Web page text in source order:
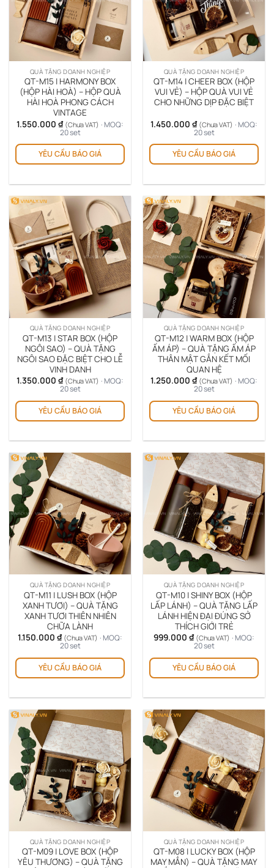
QUÀ TẶNG DOANH NGHIỆP
QT-M15 | HARMONY BOX
(HỘP HÀI HOÀ) – HỘP QUÀ
HÀI HOÀ PHONG CÁCH
VINTAGE
1.550.000 ₫ (Chưa VAT) · MOQ:
20 set
YÊU CẦU BÁO GIÁ
QUÀ TẶNG DOANH NGHIỆP
QT-M14 | CHEER BOX (HỘP
VUI VẺ) – HỘP QUÀ VUI VẺ
CHO NHỮNG DỊP ĐẶC BIỆT
1.450.000 ₫ (Chưa VAT) · MOQ:
20 set
YÊU CẦU BÁO GIÁ
QUÀ TẶNG DOANH NGHIỆP
QT-M13 | STAR BOX (HỘP
NGÔI SAO) – QUÀ TẶNG
NGÔI SAO ĐẶC BIỆT CHO LỄ
VINH DANH
1.350.000 ₫ (Chưa VAT) · MOQ:
20 set
YÊU CẦU BÁO GIÁ
QUÀ TẶNG DOANH NGHIỆP
QT-M12 | WARM BOX (HỘP
ẤM ÁP) – QUÀ TẶNG ẤM ÁP
THÂN MẬT GẮN KẾT MỐI
QUAN HỆ
1.250.000 ₫ (Chưa VAT) · MOQ:
20 set
YÊU CẦU BÁO GIÁ
QUÀ TẶNG DOANH NGHIỆP
QT-M11 | LUSH BOX (HỘP
XANH TƯƠI) – QUÀ TẶNG
XANH TƯƠI THIÊN NHIÊN
CHỮA LÀNH
1.150.000 ₫ (Chưa VAT) · MOQ:
20 set
YÊU CẦU BÁO GIÁ
QUÀ TẶNG DOANH NGHIỆP
QT-M10 | SHINY BOX (HỘP
LẤP LÁNH) – QUÀ TẶNG LẤP
LÁNH HIỆN ĐẠI ĐÚNG SỞ
THÍCH GIỚI TRẺ
999.000 ₫ (Chưa VAT) · MOQ:
20 set
YÊU CẦU BÁO GIÁ
QUÀ TẶNG DOANH NGHIỆP
QT-M09 | LOVE BOX (HỘP
YÊU THƯƠNG) – QUÀ TẶNG
QUÀ TẶNG DOANH NGHIỆP
QT-M08 | LUCKY BOX (HỘP
MAY MẮN) – QUÀ TẶNG MAY